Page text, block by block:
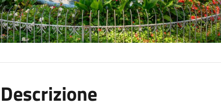
Descrizione